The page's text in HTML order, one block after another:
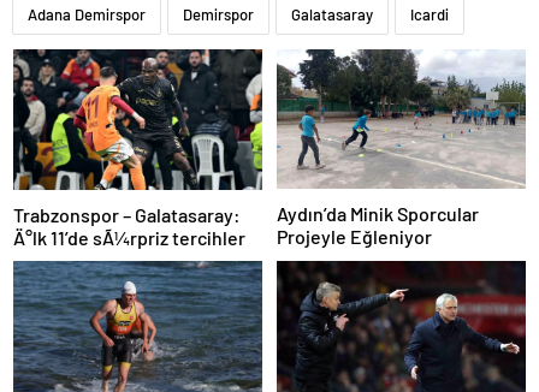
Adana Demirspor Demirspor Galatasaray Icardi
Trabzonspor – Galatasaray:
Ä°lk 11’de sÃ¼rpriz tercihler
Aydın’da Minik Sporcular
Projeyle Eğleniyor